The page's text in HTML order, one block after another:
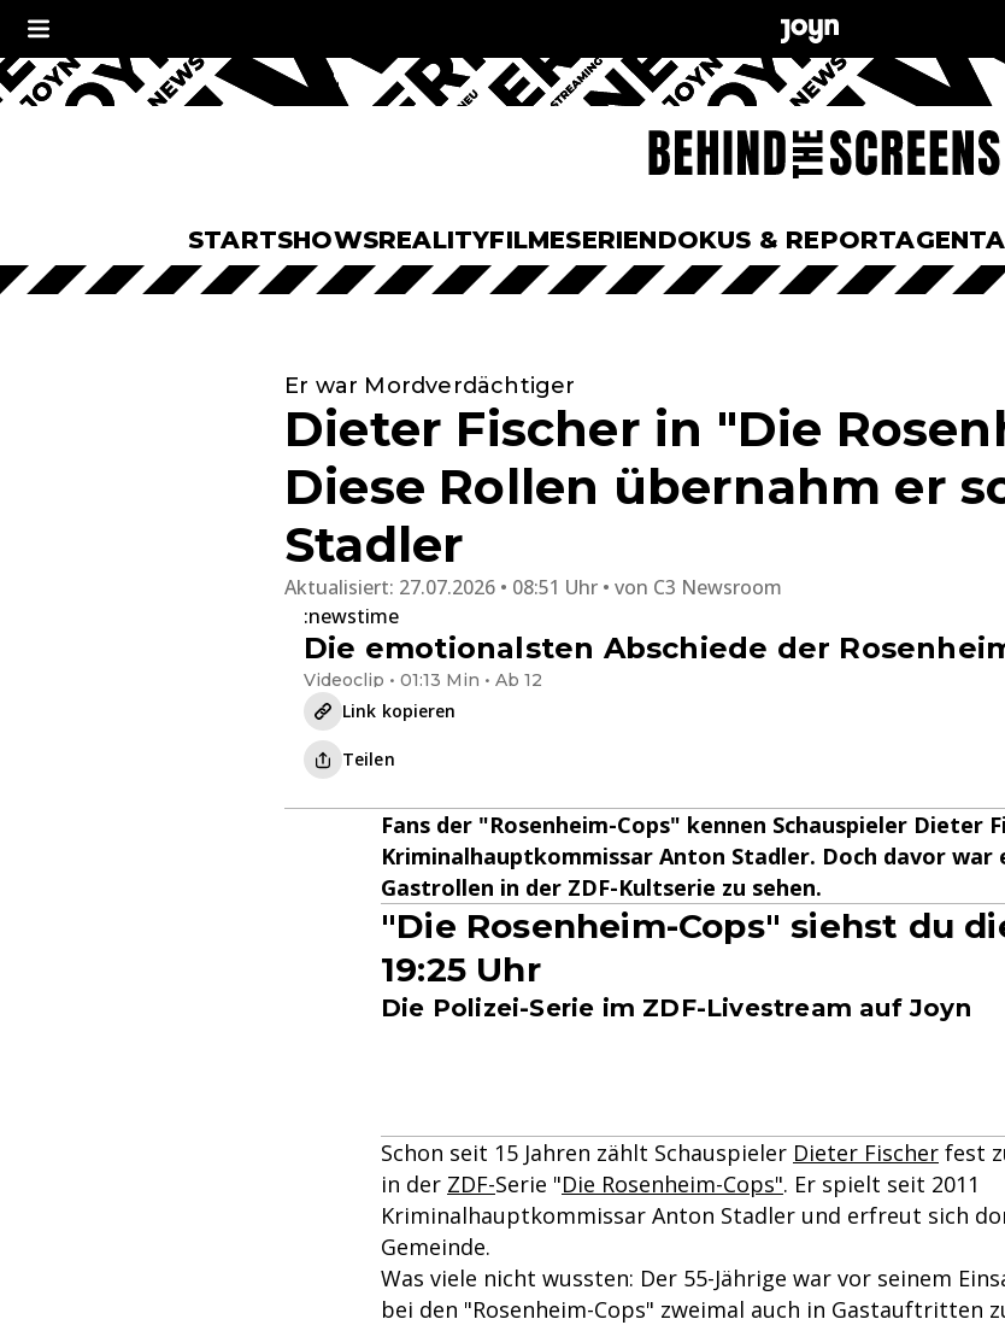
STARTSHOWSREALITYFILMESERIENDOKUS & REPORTAGEN
Er war Mordverdächtiger
Dieter Fischer in "Die
Diese Rollen übernahm er
Stadler
Aktualisiert: 27.07.2026 • 08:51 Uhr von C3 Newsroom
:newstime
Die emotionalsten Abschiede der
Videoclip • 01:13 Min • Ab 12
Link kopieren
Teilen
Fans der "Rosenheim-Cops" kennen Schauspieler Dieter
Kriminalhauptkommissar Anton Stadler. Doch davor war
Gastrollen in der ZDF-Kultserie zu sehen.
"Die Rosenheim-Cops" siehst du
19:25 Uhr
Die Polizei-Serie im ZDF-Livestream auf Joyn
Schon seit 15 Jahren zählt Schauspieler Dieter Fischer fest
in der ZDF-Serie "Die Rosenheim-Cops". Er spielt seit 2011
Kriminalhauptkommissar Anton Stadler und erfreut sich
Gemeinde.
Was viele nicht wussten: Der 55-Jährige war vor seinem
bei den "Rosenheim-Cops" zweimal auch in Gastauftritten